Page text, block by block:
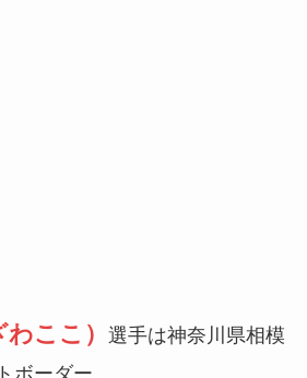
ここ）
選手は神奈川県相模